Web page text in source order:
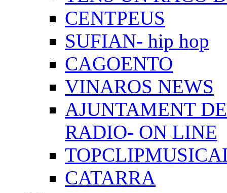
CENTPEUS
SUFIAN- hip hop
CAGOENTO
VINAROS NEWS
AJUNTAMENT
RADIO- ON LINE
CATARRA